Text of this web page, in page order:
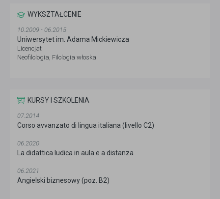
WYKSZTAŁCENIE
10.2009 - 06.2015
Uniwersytet im. Adama Mickiewicza
Licencjat
Neofilologia, Filologia włoska
KURSY I SZKOLENIA
07.2014
Corso avvanzato di lingua italiana (livello C2)
06.2020
La didattica ludica in aula e a distanza
06.2021
Angielski biznesowy (poz. B2)